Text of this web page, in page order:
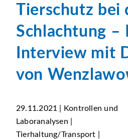
Tierschutz bei
Schlachtung –
Interview mit
von
29.11.2021 | Kontrollen und
Laboranalysen |
Tierhaltung/Transport |